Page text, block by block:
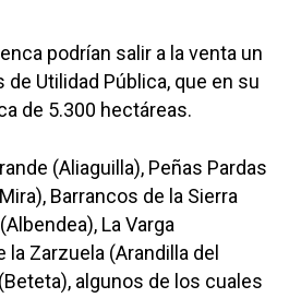
podrían salir a la venta un
Utilidad Pública, que en su
de 5.300 hectáreas.
(Aliaguilla), Peñas Pardas
Barrancos de la Sierra
La Varga
la Zarzuela (Arandilla del
algunos de los cuales